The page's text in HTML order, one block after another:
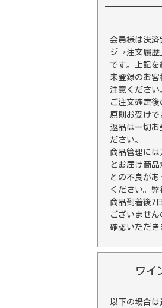
会員様は決済
ジ→注文履歴
です。上記
未登録のお客
注意ください
ご注文確定
原則お受け
返品は一切お
ださい。
商品管理に
とお届け商
どの不良が
ください。弊
商品到着後7
ございませ
確認いただき
ワイ
以下の場合